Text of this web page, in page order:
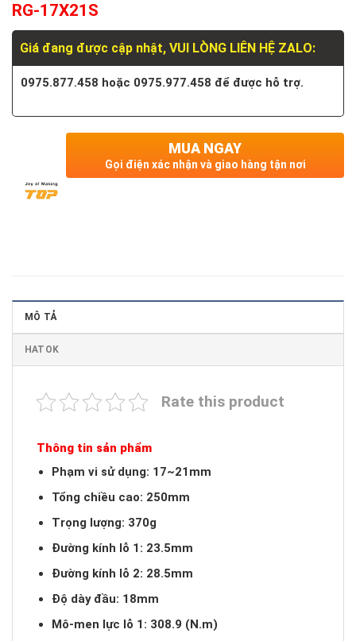
RG-17X21S
Giá đang được cập nhật, VUI LÒNG LIÊN HỆ ZALO:
0975.877.458 hoặc 0975.977.458 để được hỗ trợ.
MUA NGAY
Gọi điện xác nhận và giao hàng tận nơi
MÔ TẢ
HATOK
Rate this product
Thông tin sản phẩm
Phạm vi sử dụng: 17~21mm
Tổng chiều cao: 250mm
Trọng lượng: 370g
Đường kính lỗ 1: 23.5mm
Đường kính lỗ 2: 28.5mm
Độ dày đầu: 18mm
Mô-men lực lỗ 1: 308.9 (N.m)